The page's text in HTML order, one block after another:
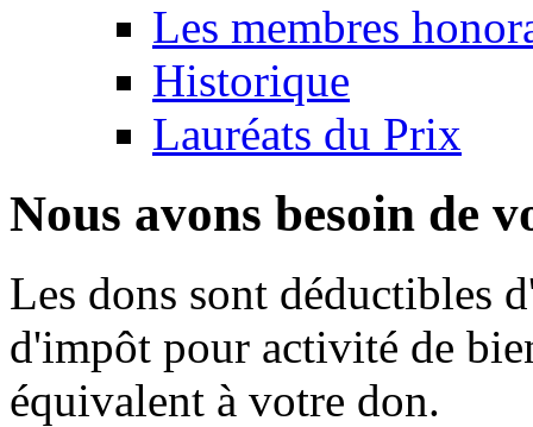
Les membres
Historique
Lauréats du Prix
Nous avons besoin de
Les dons sont déductibles
d'impôt pour activité de
équivalent à votre don.